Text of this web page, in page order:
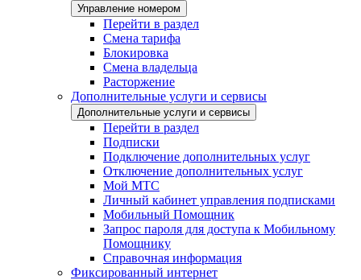
Управление номером
Перейти в раздел
Смена тарифа
Блокировка
Смена владельца
Расторжение
Дополнительные услуги и сервисы
Дополнительные услуги и сервисы
Перейти в раздел
Подписки
Подключение дополнительных услуг
Отключение дополнительных услуг
Мой МТС
Личный кабинет управления подписками
Мобильный Помощник
Запрос пароля для доступа к Мобильному
Помощнику
Справочная информация
Фиксированный интернет